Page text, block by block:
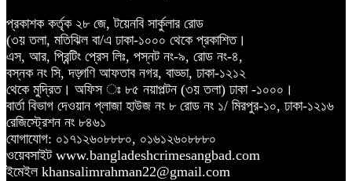
প্রকাশক কর্তৃক ২৮ জে, টয়েনবি সার্কুলার রোড
(৩য় তলা, মতিঝিল বা/এ ঢাকা-১০০০ থেকে প্রকাশিত।
এস, আর, প্রিন্টিং প্রেস লিঃ, পস্নট নং-৯, রোড নং-৪,
বস্নক নং সি, দড়্গণি আফতাব নগর, বাড্ডা, ঢাকা-১২১২
থেকে মুদ্রিত। অফিস ঃ ৮৫ নয়াপল্টন (৩য় তলা) ঢাকা -১০০০।
বার্তা বিভাগ দেওয়ান প্লাজা হাউজ নং ৮ রোড নং ১/ মিরপুর-১০, ঢাকা-১২১৬
রেজিস্ট্রেশন নং ৮৪৬১
যোগাযোগ: ০১৭১২৬০৮৮৮০, ০১৬১২৬০৮৮৮০
ওয়েবসাইট www.bangladeshcrimesangbad.com
ইমেইল khansalimrahman22@gmail.com